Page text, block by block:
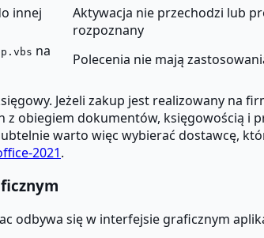
innej
Aktywacja nie przechodzi lub
rozpoznany
na
Polecenia nie mają
Jeżeli zakup jest realizowany na
obiegiem dokumentów, księgowością i
warto więc wybierać dostawcę,
2021.
odbywa się w interfejsie graficznym